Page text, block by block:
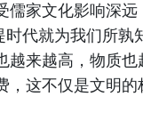
家文化影响深远
代就为我们所孰
越来越高，物质
这不仅是文明的